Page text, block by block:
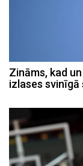
Zināms, kad
izlases svinīgā